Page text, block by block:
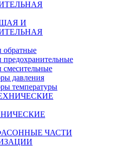
И
обратные
давления
температуры